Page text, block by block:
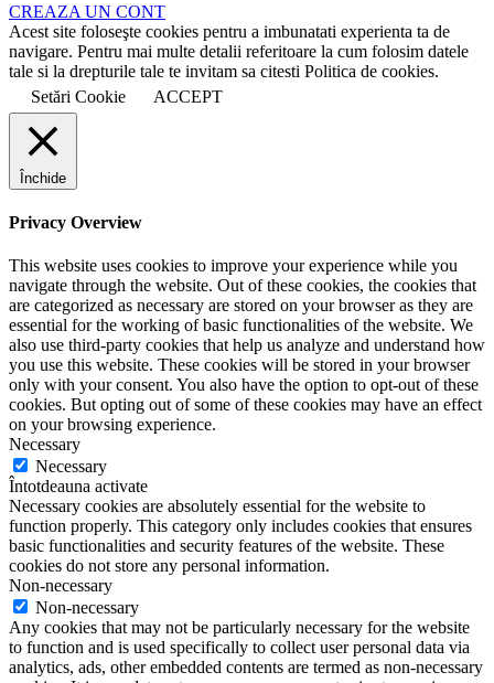
CREAZA UN CONT
Acest site foloseşte cookies pentru a imbunatati experienta ta de
navigare. Pentru mai multe detalii referitoare la cum folosim datele
tale si la drepturile tale te invitam sa citesti Politica de cookies.
Setări Cookie
ACCEPT
Închide
Privacy Overview
This website uses cookies to improve your experience while you
navigate through the website. Out of these cookies, the cookies that
are categorized as necessary are stored on your browser as they are
essential for the working of basic functionalities of the website. We
also use third-party cookies that help us analyze and understand how
you use this website. These cookies will be stored in your browser
only with your consent. You also have the option to opt-out of these
cookies. But opting out of some of these cookies may have an effect
on your browsing experience.
Necessary
Necessary
Întotdeauna activate
Necessary cookies are absolutely essential for the website to
function properly. This category only includes cookies that ensures
basic functionalities and security features of the website. These
cookies do not store any personal information.
Non-necessary
Non-necessary
Any cookies that may not be particularly necessary for the website
to function and is used specifically to collect user personal data via
analytics, ads, other embedded contents are termed as non-necessary